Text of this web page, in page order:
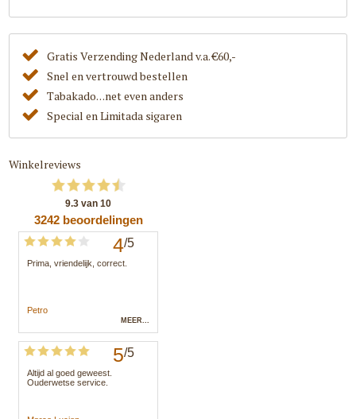
Gratis Verzending Nederland v.a. €60,-
Snel en vertrouwd bestellen
Tabakado. . .net even anders
Special en Limitada sigaren
Winkelreviews